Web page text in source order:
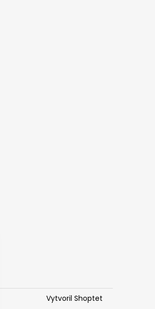
Vytvoril Shoptet